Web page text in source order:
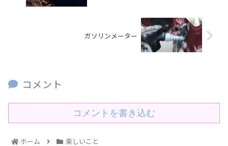
ガソリンメーター
コメント
コメントを書き込む
ホーム 楽しいこと